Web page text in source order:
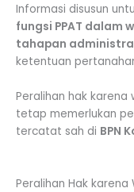
Informasi disusun
fungsi PPAT dalam
tahapan
ketentuan
Peralihan hak karena
tetap memerlukan
tercatat sah di BPN
Peralihan Hak karena